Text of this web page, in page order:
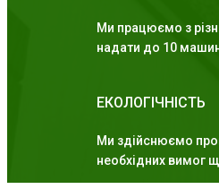
Ми працюємо з
надати до 10
ЕКОЛОГІЧНІСТЬ
Ми здійснюємо
необхідних вимог